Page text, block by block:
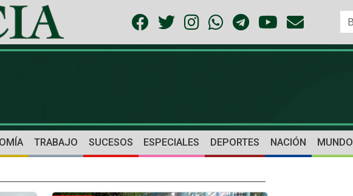
TRABAJO SUCESOS ESPECIALES DEPORTES NACIÓN MUNDO